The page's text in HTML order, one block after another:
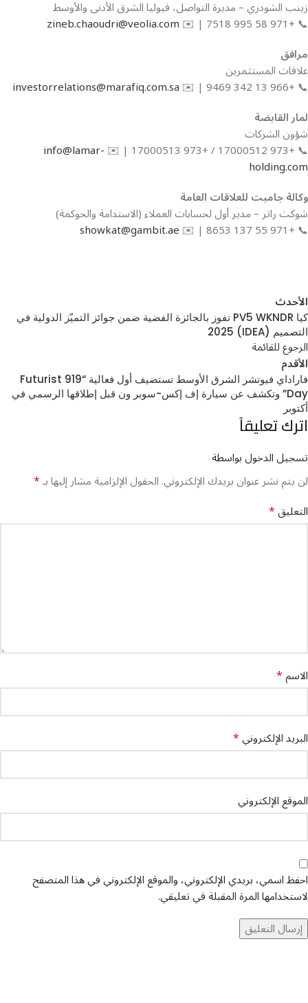
زينب الشودري – مديرة التواصل، فيوليا الشرق الأدنى والأوسط
📞 +971 58 995 7518 | ✉️
zineb.chaoudri@veolia.com
مرافق
علاقات المستثمرين
📞 +966 13 342 9469 | ✉️
investorrelations@marafiq.com.sa
لمار القابضة
شؤون الشركات
📞 +973 17000512 / +973 17000513 | ✉️
info@lamar-
holding.com
وكالة جامبت للعلاقات العامة
شوكت راتر – مدير أول لحسابات العملاء (الاستدامة والحوكمة)
📞 +971 55 137 8653 | ✉️
showkat@gambit.ae
الأحدث
كيا PV5 WKNDR تفوز بالجائزة الفضية ضمن جوائز التميّز الدولية في
التصميم (IDEA) 2025
الرجوع للقائمة
الأقدم
فاراداي فيوتشر الشرق الأوسط تستضيف أول فعالية “919 Futurist
Day” وتكشف عن سيارة إف إكس-سوبر ون قبل إطلاقها الرسمي في
أكتوبر
اترك تعليقاً
تسجيل الدخول بواسطة
لن يتم نشر عنوان بريدك الإلكتروني.الحقول الإلزامية مشار إليها بـ*
التعليق*
الاسم*
البريد الإلكتروني*
الموقع الإلكتروني
احفظ اسمي، بريدي الإلكتروني، والموقع الإلكتروني في هذا المتصفح
لاستخدامها المرة المقبلة في تعليقي.